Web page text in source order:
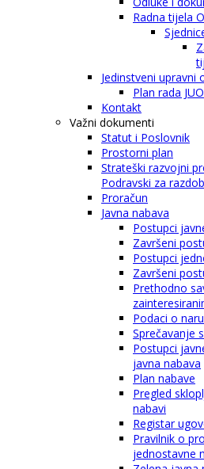
Radna tijela
Jedinstveni upravni
Plan rada JUO
Kontakt
Važni dokumenti
Statut i Poslovnik
Prostorni plan
Strateški razvojni
Podravski za
Proračun
Javna nabava
Postupci
Završeni
Postupci
Završeni
Prethodno
Podaci o
Sprečavanje
Postupci
javna nabava
Plan nabave
Pregled
nabavi
Registar
Pravilnik o
jednostavne